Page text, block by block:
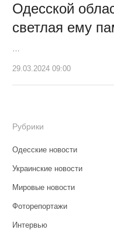
Одесской
светлая ему
…
29.03.2024 09:00
Рубрики
Одесские новости
Украинские новости
Мировые новости
Фоторепортажи
Интервью